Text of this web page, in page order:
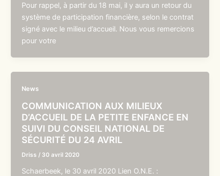
Pour rappel, à partir du 18 mai, il y aura un retour du
système de participation financière, selon le contrat
signé avec le milieu d’accueil. Nous vous remercions
pour votre
News
COMMUNICATION AUX MILIEUX
D’ACCUEIL DE LA PETITE ENFANCE EN
SUIVI DU CONSEIL NATIONAL DE
SÉCURITÉ DU 24 AVRIL
Driss / 30 avril 2020
Schaerbeek, le 30 avril 2020 Lien O.N.E. :